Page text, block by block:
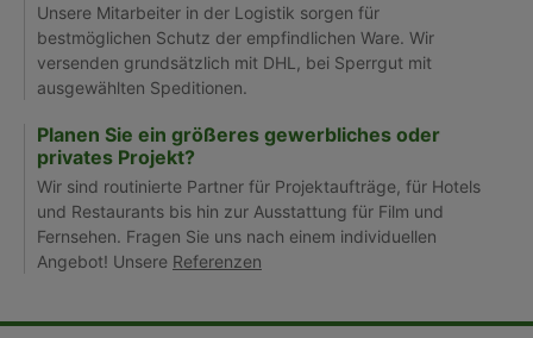
Unsere Mitarbeiter in der Logistik sorgen für
bestmöglichen Schutz der empfindlichen Ware. Wir
versenden grundsätzlich mit DHL, bei Sperrgut mit
ausgewählten Speditionen.
Planen Sie ein größeres gewerbliches oder
privates Projekt?
Wir sind routinierte Partner für Projektaufträge, für Hotels
und Restaurants bis hin zur Ausstattung für Film und
Fernsehen. Fragen Sie uns nach einem individuellen
Angebot! Unsere Referenzen